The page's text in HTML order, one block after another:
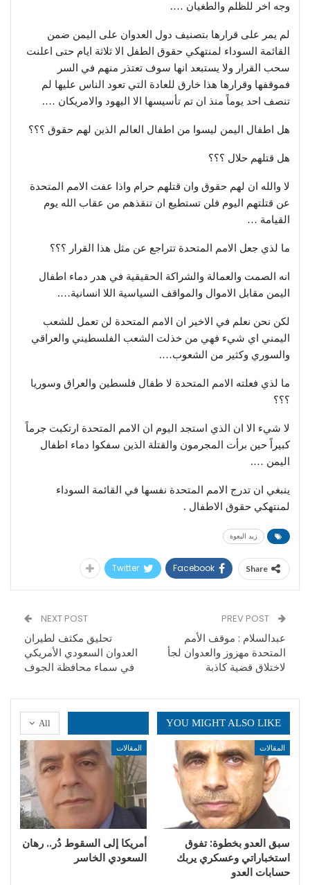
وجه اخر للظلم والطغيان ….
لم يمر على قرارها بتصنيف دول العدوان على اليمن ضمن
القائمة السوداء لمنتهكي حقوق الطفل الا ثلاثة ايام حتى اعلنت
سحب القرار ولا يستبعد انها سوف تعتذر منهم في السر
فموقفها وقرارها هذا خارق للعادة التي تعود الناس عليها لم
تنصف احد يوماً منذ ان تم تأسيسها الا اليهود والامريكان ….
هل اطفال اليمن ليسوا من اطفال العالم الذين لهم حقوق ؟؟؟
هل قتلهم حلال ؟؟؟
لا والله ان لهم حقوق وان قتلهم حرام واذا عفت الامم المتحدة
عن قتلتهم اليوم فلن تستطيع ان تنقذهم من عقاب الله يوم
القيامة …
ما لذي جعل الامم المتحدة تتراجع عن مثل هذا القرار ؟؟؟
انه الصمت والعمالة والشراكة الحقيقية في هدر دماء اطفال
اليمن مقابل الاموال والمواقف السياسية اللا انسانية….
لكن نحن نعلم في الاخير ان الامم المتحدة لن تعمل للشعب
اليمني اي شيء فهي من خذلت الشعب الفلسطيني والعراقي
والسوري وكثير من الشعوب….
ما لذي فعلته الامم المتحدة لا طفال فلسطين والعراق وسوريا
؟؟؟
لا شيء الا ان الذي استجد اليوم ان الامم المتحدة ارتكبت جرماً
كبيراً حين برأت المجرمون والقتلة الذين سفكوا دماء اطفال
اليمن ….
ينبغي ان تدرج الامم المتحدة نفسها في القائمة السوداء
لمنتهكي حقوق الاطفال .
زيد البعوة
Share
Facebook
Twitter
عبدالسلام : موقف الأمم
المتحدة مهزوز والعدوان لجأ
لاختلاق قضية كاذبة
NEXT POST
تحليق مكثف لطيران
العدوان السعودي الأمريكي
في سماء محافظة الجوف
All YOU MIGHT ALSO LIKE
المقالات
سبق العدو بخطوة: تفوق
استخباراتي وعسكري يربك
حسابات العدو
المقالات
أمريكا إلى السقوط دُر.. رهان
السعودي الخاسر